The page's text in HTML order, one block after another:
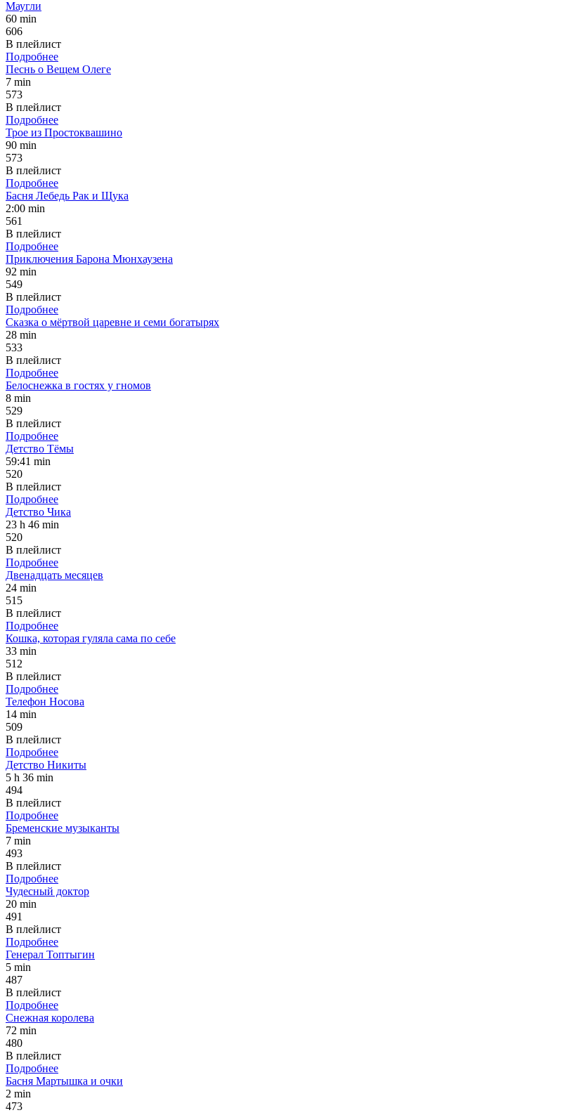
Маугли
60 min
606
В плейлист
Подробнее
Песнь о Вещем Олеге
7 min
573
В плейлист
Подробнее
Трое из Простоквашино
90 min
573
В плейлист
Подробнее
Басня Лебедь Рак и Щука
2:00 min
561
В плейлист
Подробнее
Приключения Барона Мюнхаузена
92 min
549
В плейлист
Подробнее
Сказка о мёртвой царевне и семи богатырях
28 min
533
В плейлист
Подробнее
Белоснежка в гостях у гномов
8 min
529
В плейлист
Подробнее
Детство Тёмы
59:41 min
520
В плейлист
Подробнее
Детство Чика
23 h 46 min
520
В плейлист
Подробнее
Двенадцать месяцев
24 min
515
В плейлист
Подробнее
Кошка, которая гуляла сама по себе
33 min
512
В плейлист
Подробнее
Телефон Носова
14 min
509
В плейлист
Подробнее
Детство Никиты
5 h 36 min
494
В плейлист
Подробнее
Бременские музыканты
7 min
493
В плейлист
Подробнее
Чудесный доктор
20 min
491
В плейлист
Подробнее
Генерал Топтыгин
5 min
487
В плейлист
Подробнее
Снежная королева
72 min
480
В плейлист
Подробнее
Басня Мартышка и очки
2 min
473